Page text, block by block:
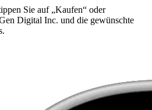
Sie auf „Kaufen“ oder
Digital Inc. und die gewünschte